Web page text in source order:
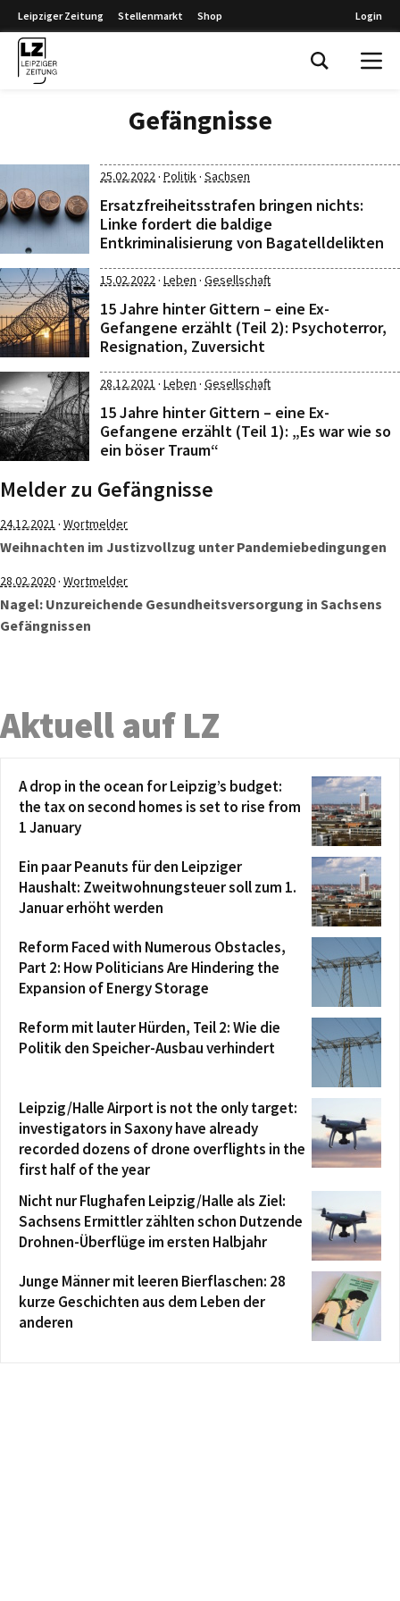
Leipziger Zeitung Stellenmarkt Shop Login
Gefängnisse
25.02.2022· Politik· Sachsen
Ersatzfreiheitsstrafen bringen nichts:
Linke fordert die baldige
Entkriminalisierung von Bagatelldelikten
15.02.2022· Leben · Gesellschaft
15 Jahre hinter Gittern – eine Ex-
Gefangene erzählt (Teil 2): Psychoterror,
Resignation, Zuversicht
28.12.2021 · Leben · Gesellschaft
15 Jahre hinter Gittern – eine Ex-
Gefangene erzählt (Teil 1): „Es war wie so
ein böser Traum“
Melder zu Gefängnisse
24.12.2021 · Wortmelder
Weihnachten im Justizvollzug unter Pandemiebedingungen
28.02.2020· Wortmelder
Nagel: Unzureichende Gesundheitsversorgung in Sachsens
Gefängnissen
Aktuell auf LZ
A drop in the ocean for Leipzig’s budget:
the tax on second homes is set to rise from
1 January
Ein paar Peanuts für den Leipziger
Haushalt: Zweitwohnungsteuer soll zum 1.
Januar erhöht werden
Reform Faced with Numerous Obstacles,
Part 2: How Politicians Are Hindering the
Expansion of Energy Storage
Reform mit lauter Hürden, Teil 2: Wie die
Politik den Speicher-Ausbau verhindert
Leipzig/Halle Airport is not the only target:
investigators in Saxony have already
recorded dozens of drone overflights in the
first half of the year
Nicht nur Flughafen Leipzig/Halle als Ziel:
Sachsens Ermittler zählten schon Dutzende
Drohnen-Überflüge im ersten Halbjahr
Junge Männer mit leeren Bierflaschen: 28
kurze Geschichten aus dem Leben der
anderen